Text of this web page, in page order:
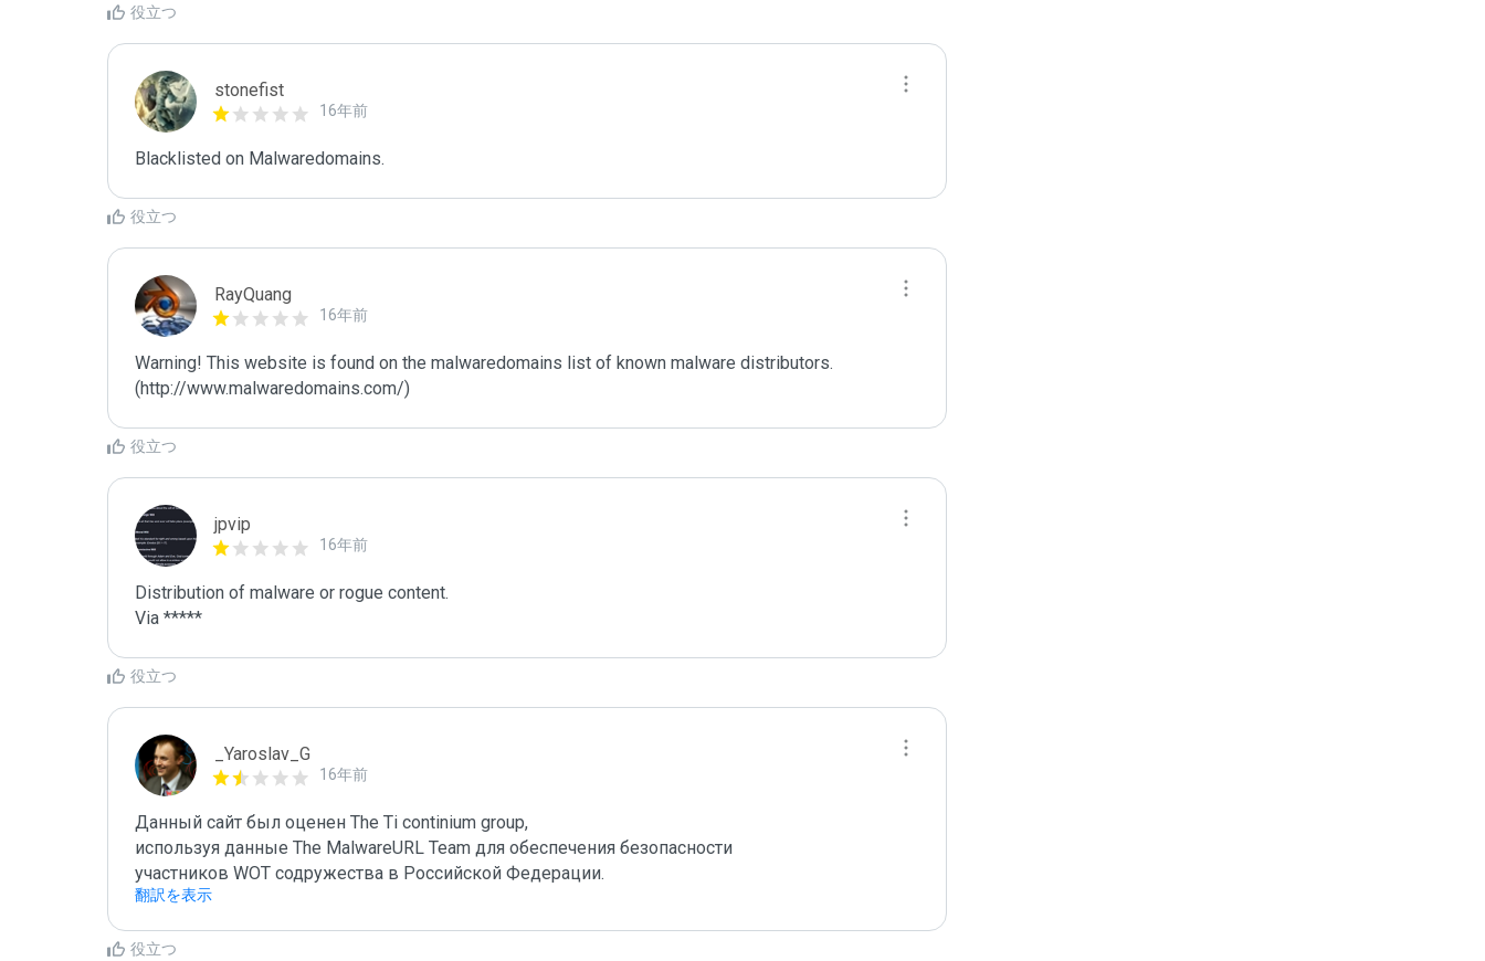
役立つ
stonefist
16年前
Blacklisted on Malwaredomains.
役立つ
RayQuang
16年前
Warning! This website is found on the malwaredomains list of known malware distributors.
(http://www.malwaredomains.com/)
役立つ
jpvip
16年前
Distribution of malware or rogue content.
Via *****
役立つ
_Yaroslav_G
16年前
Данный сайт был оценен The Ti continium group,
используя данные The MalwareURL Team для обеспечения безопасности
участников WOT содружества в Российской Федерации.
翻訳を表示
役立つ